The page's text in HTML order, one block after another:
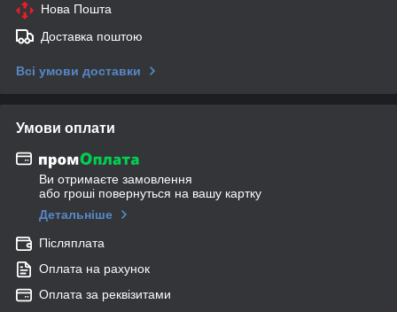
Нова Пошта
Доставка поштою
Всі умови доставки
Умови оплати
Ви отримаєте замовлення
або гроші повернуться на вашу картку
Детальніше
Післяплата
Оплата на рахунок
Оплата за реквізитами